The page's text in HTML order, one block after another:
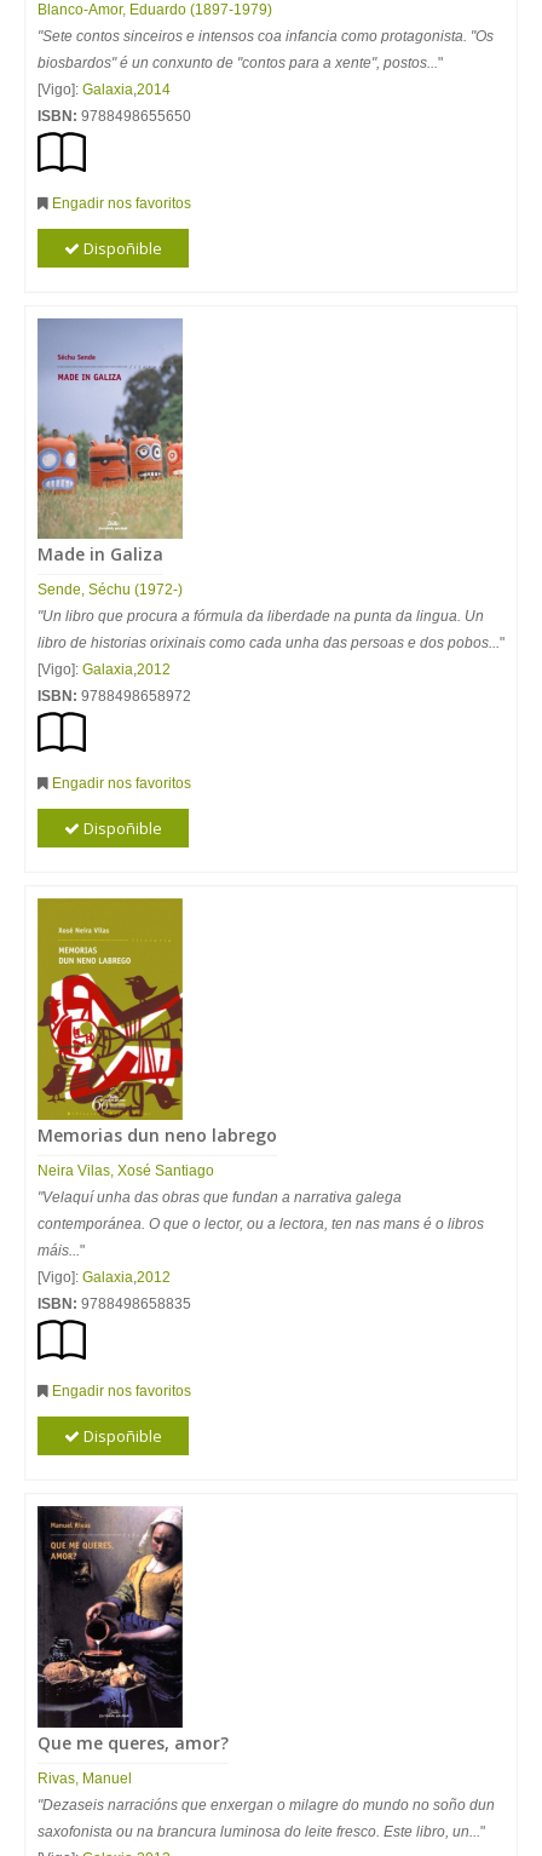
Blanco-Amor, Eduardo (1897-1979)
"Sete contos sinceiros e intensos coa infancia como protagonista. "Os
biosbardos" é un conxunto de "contos para a xente", postos..."
[Vigo]: Galaxia,2014
ISBN: 9788498655650
Engadir nos favoritos
Dispoñible
Made in Galiza
Sende, Séchu (1972-)
"Un libro que procura a fórmula da liberdade na punta da lingua. Un
libro de historias orixinais como cada unha das persoas e dos pobos..."
[Vigo]: Galaxia,2012
ISBN: 9788498658972
Engadir nos favoritos
Dispoñible
Memorias dun neno labrego
Neira Vilas, Xosé Santiago
"Velaquí unha das obras que fundan a narrativa galega
contemporánea. O que o lector, ou a lectora, ten nas mans é o libros
máis..."
[Vigo]: Galaxia,2012
ISBN: 9788498658835
Engadir nos favoritos
Dispoñible
Que me queres, amor?
Rivas, Manuel
"Dezaseis narracións que enxergan o milagre do mundo no soño dun
saxofonista ou na brancura luminosa do leite fresco. Este libro, un..."